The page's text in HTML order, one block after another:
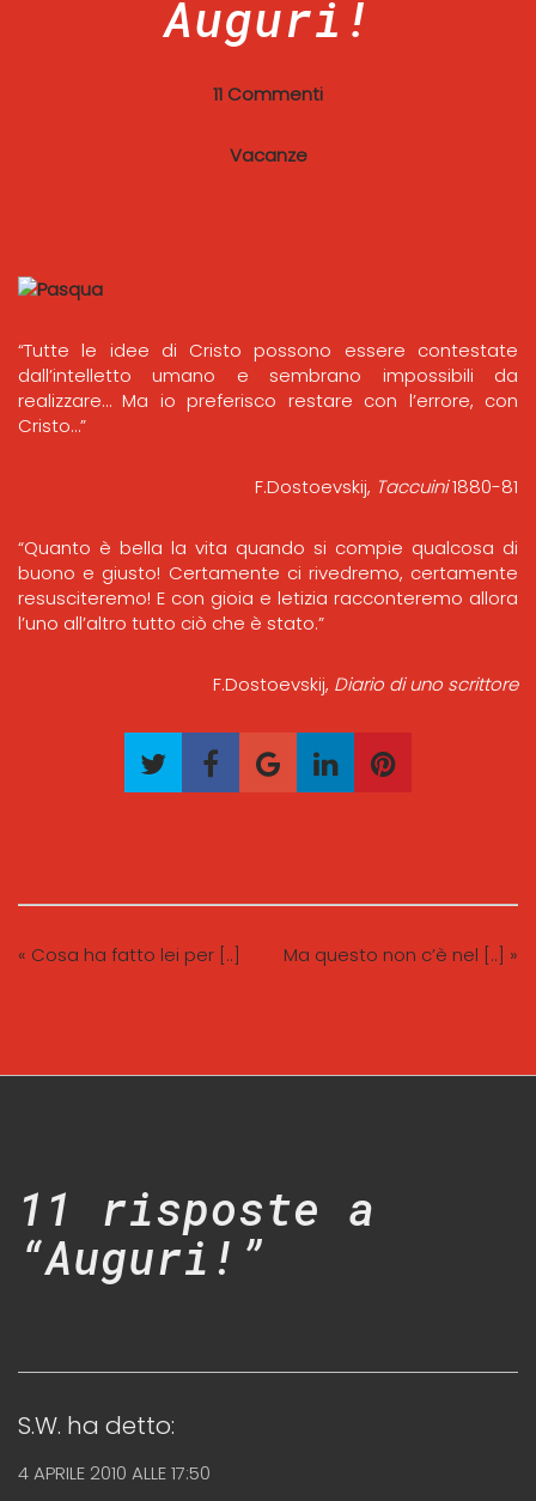
Auguri!
11 Commenti
Vacanze
“Tutte le idee di Cristo possono essere contestate
dall’intelletto umano e sembrano impossibili da
realizzare… Ma io preferisco restare con l’errore, con
Cristo…”
F.Dostoevskij, Taccuini1880-81
“Quanto è bella la vita quando si compie qualcosa di
buono e giusto! Certamente ci rivedremo, certamente
resusciteremo! E con gioia e letizia racconteremo allora
l’uno all’altro tutto ciò che è stato.”
F.Dostoevskij, Diario di uno scrittore
« Cosa ha fatto lei per [..] Ma questo non c’è nel [..] »
11 risposte a
“Auguri!”
S.W. ha detto:
4 APRILE 2010 ALLE 17:50